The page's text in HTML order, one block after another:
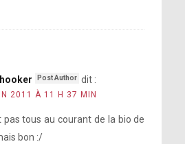
dit :
2011 À 11 H 37 MIN
tous au courant de la bio de
bon :/